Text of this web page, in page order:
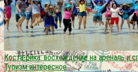
Коста-рика: восхождение на ареналь и
Туризм интересное